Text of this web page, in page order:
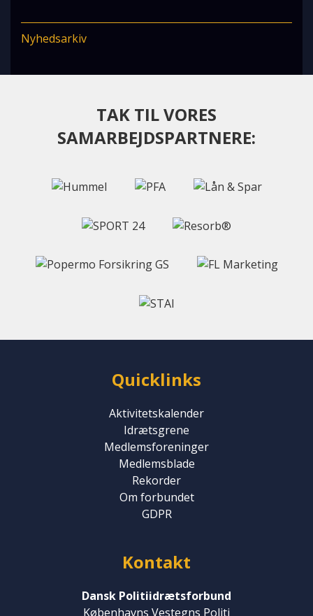
Nyhedsarkiv
TAK TIL VORES
SAMARBEJDSPARTNERE:
Quicklinks
Aktivitetskalender
Idrætsgrene
Medlemsforeninger
Medlemsblade
Rekorder
Om forbundet
GDPR
Kontakt
Dansk Politiidrætsforbund
Københavns Vestegns Politi